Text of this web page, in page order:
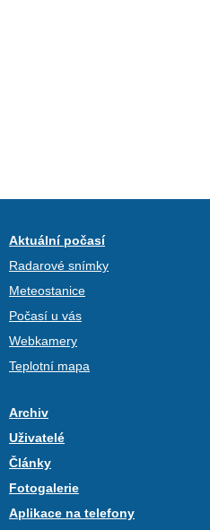
Aktuální počasí
Radarové snímky
Meteostanice
Počasí u vás
Webkamery
Teplotní mapa
Archiv
Uživatelé
Články
Fotogalerie
Aplikace na telefony